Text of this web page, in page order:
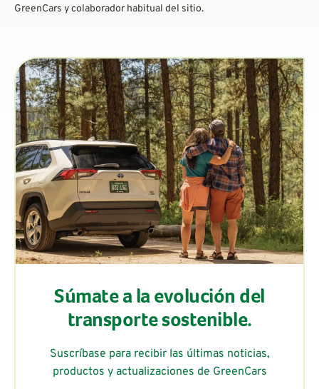
GreenCars y colaborador habitual del sitio.
Súmate a la evolución del
transporte sostenible.
Suscríbase para recibir las últimas noticias,
productos y actualizaciones de GreenCars